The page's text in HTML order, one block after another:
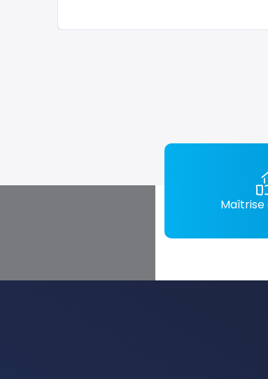
Maîtrise